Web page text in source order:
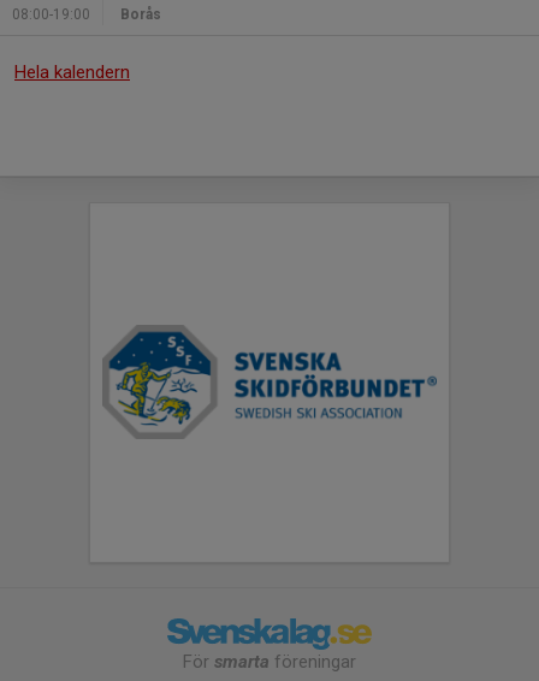
08:00-19:00 Borås
Hela kalendern
För smarta föreningar